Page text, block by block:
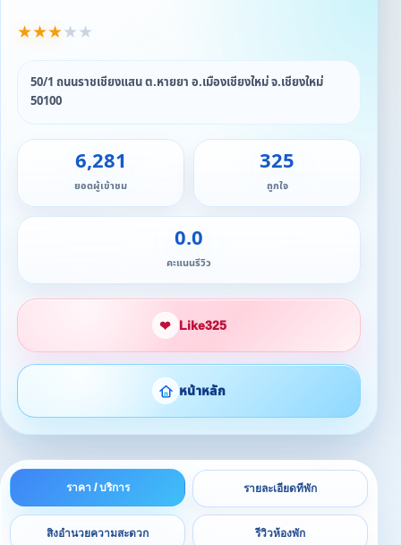
★★★★★
50/1 ถนนราชเชียงแสน ต.หายยา อ.เมืองเชียงใหม่ จ.เชียงใหม่
50100
6,281
ยอดผู้เข้าชม
325
ถูกใจ
0.0
คะแนนรีวิว
❤ Like325
หน้าหลัก
ราคา / บริการ รายละเอียดที่พัก
สิ่งอำนวยความสะดวก รีวิวห้องพัก